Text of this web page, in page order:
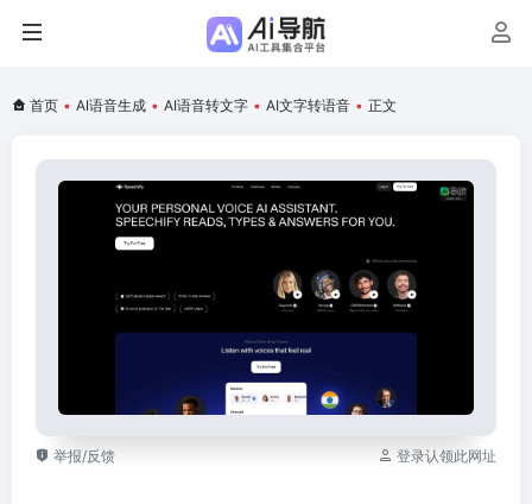
首页 • AI语音生成 • AI语音转文字 • AI文字转语音 • 正文
举报/反馈 登录认领此网址